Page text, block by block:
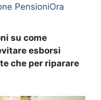
PensioniOra
su come
esborsi
che per riparare